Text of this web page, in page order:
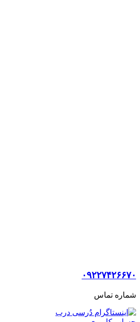
۰۹۲۲۷۴۲۶۶۷۰
شماره تماس